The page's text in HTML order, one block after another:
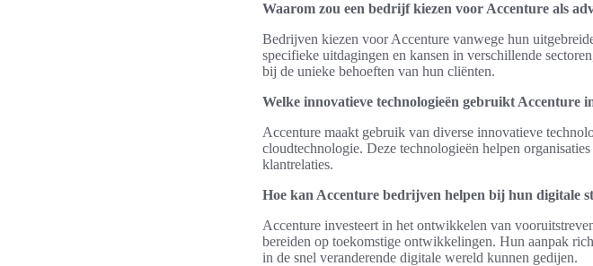
Waarom zou een bedrijf kiezen voor Accenture als
Bedrijven kiezen voor Accenture vanwege hun
specifieke uitdagingen en kansen in verschillende
bij de unieke behoeften van hun cliënten.
Welke innovatieve technologieën gebruikt Accenture
Accenture maakt gebruik van diverse innovatieve
cloudtechnologie. Deze technologieën helpen
klantrelaties.
Hoe kan Accenture bedrijven helpen bij hun digitale
Accenture investeert in het ontwikkelen van
bereiden op toekomstige ontwikkelingen. Hun aanpak
in de snel veranderende digitale wereld kunnen gedijen.